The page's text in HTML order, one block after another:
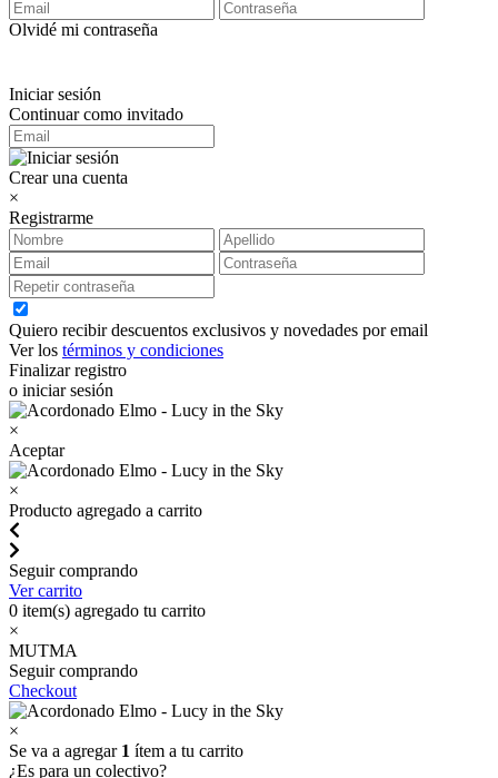
Olvidé mi contraseña
Iniciar sesión
Continuar como invitado
Crear una cuenta
×
Registrarme
Quiero recibir descuentos exclusivos y novedades por email
Ver los términos y condiciones
Finalizar registro
o iniciar sesión
×
Aceptar
×
Producto agregado a carrito
Seguir comprando
Ver carrito
0 item(s) agregado tu carrito
×
MUTMA
Seguir comprando
Checkout
×
Se va a agregar 1 ítem a tu carrito
¿Es para un colectivo?